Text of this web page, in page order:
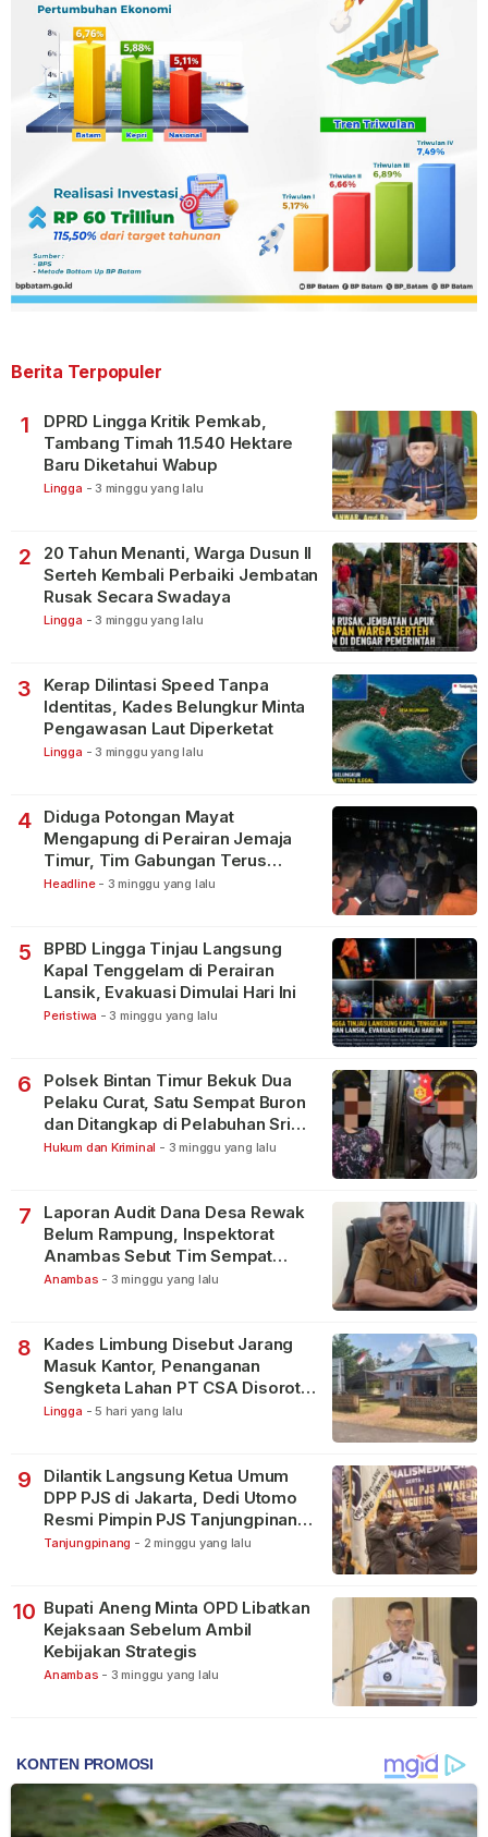
Berita Terpopuler
1
DPRD Lingga Kritik Pemkab,
Tambang Timah 11.540 Hektare
Baru Diketahui Wabup
Lingga - 3 minggu yang lalu
2
20 Tahun Menanti, Warga Dusun II
Serteh Kembali Perbaiki Jembatan
Rusak Secara Swadaya
Lingga - 3 minggu yang lalu
3
Kerap Dilintasi Speed Tanpa
Identitas, Kades Belungkur Minta
Pengawasan Laut Diperketat
Lingga - 3 minggu yang lalu
4
Diduga Potongan Mayat
Mengapung di Perairan Jemaja
Timur, Tim Gabungan Terus
Lakukan Pencarian
Headline - 3 minggu yang lalu
5
BPBD Lingga Tinjau Langsung
Kapal Tenggelam di Perairan
Lansik, Evakuasi Dimulai Hari Ini
Peristiwa - 3 minggu yang lalu
6
Polsek Bintan Timur Bekuk Dua
Pelaku Curat, Satu Sempat Buron
dan Ditangkap di Pelabuhan Sri
Bintan Pura
Hukum dan Kriminal - 3 minggu yang lalu
7
Laporan Audit Dana Desa Rewak
Belum Rampung, Inspektorat
Anambas Sebut Tim Sempat
Terbagi Tangani Kasus Lain
Anambas - 3 minggu yang lalu
8
Kades Limbung Disebut Jarang
Masuk Kantor, Penanganan
Sengketa Lahan PT CSA Disorot
Warga
Lingga - 5 hari yang lalu
9
Dilantik Langsung Ketua Umum
DPP PJS di Jakarta, Dedi Utomo
Resmi Pimpin PJS Tanjungpinang-
Bintan
Tanjungpinang - 2 minggu yang lalu
10 Bupati Aneng Minta OPD Libatkan
Kejaksaan Sebelum Ambil
Kebijakan Strategis
Anambas - 3 minggu yang lalu